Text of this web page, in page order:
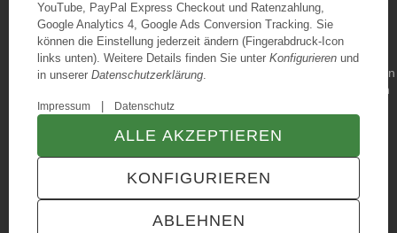
TECHNIK JTL-Shop Template VERTRAG WIDERRUFEN
YouTube, PayPal Express Checkout und Ratenzahlung,
Google Analytics 4, Google Ads Conversion Tracking. Sie
können die Einstellung jederzeit ändern (Fingerabdruck-Icon
links unten). Weitere Details finden Sie unter Konfigurieren und
in unserer Datenschutzerklärung.
Impressum Datenschutz
ABLEHNEN
KONFIGURIEREN
ALLE AKZEPTIEREN